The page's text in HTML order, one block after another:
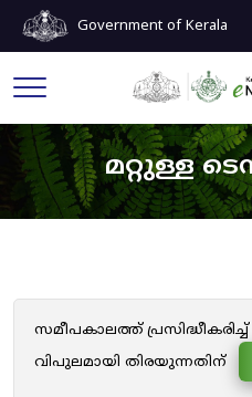
Government of Kerala
മറ്റുള്ള
സമീപകാലത്ത് പ്രസിദ്ധീകരിച്ച്
വിപുലമായി തിരയുന്നതിന്